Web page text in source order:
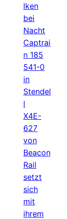
lken
bei
Nacht
Captrai
n 185
541-0
in
Stendel
l
X4E-
627
von
Beacon
Rail
setzt
sich
mit
ihrem